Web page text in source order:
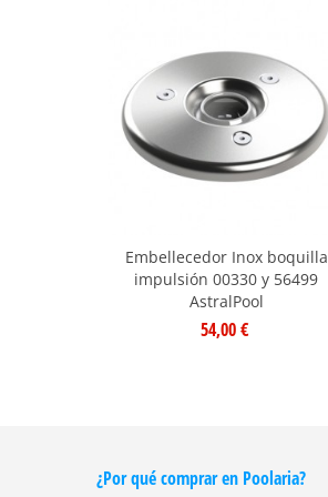
Embellecedor Inox boquilla
impulsión 00330 y 56499
AstralPool
54,00 €
¿Por qué comprar en Poolaria?